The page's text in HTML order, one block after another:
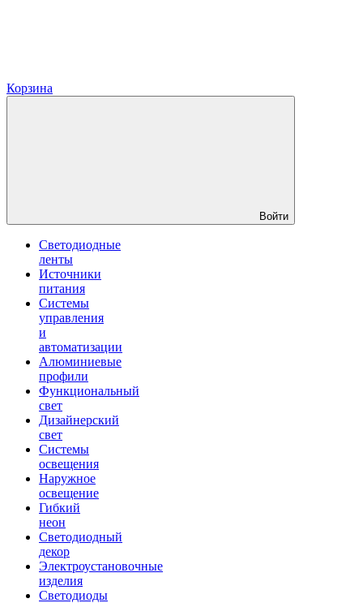
Корзина
Войти
Светодиодные
ленты
Источники
питания
Системы
управления
и
автоматизации
Алюминиевые
профили
Функциональный
свет
Дизайнерский
свет
Системы
освещения
Наружное
освещение
Гибкий
неон
Светодиодный
декор
Электроустановочные
изделия
Светодиоды